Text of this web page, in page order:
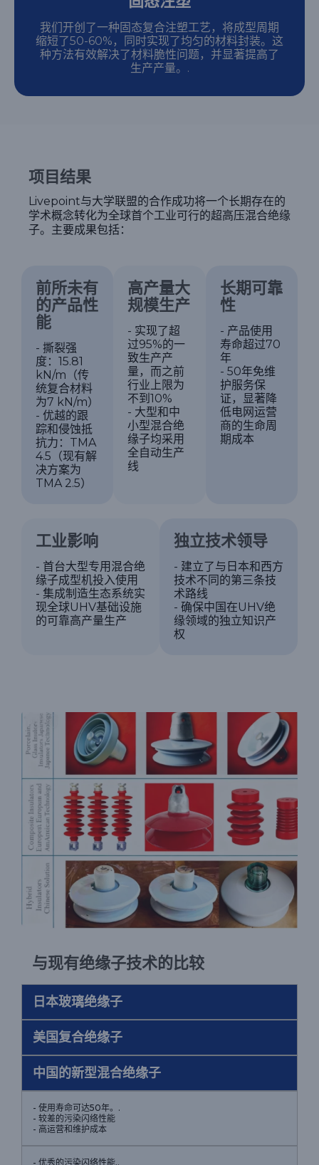
我们开创了一种固态复合注塑工艺，将成型周期
缩短了50-60%，同时实现了均匀的材料封装。这
种方法有效解决了材料脆性问题，并显著提高了
生产产量。.
项目结果
Livepoint与大学联盟的合作成功将一个长期存在的
学术概念转化为全球首个工业可行的超高压混合绝缘
子。主要成果包括：
前所未有
的产品性
能
- 撕裂强
度：15.81
kN/m（传
统复合材料
为7 kN/m）
- 优越的跟
踪和侵蚀抵
抗力：TMA
4.5（现有解
决方案为
TMA 2.5）
高产量大
规模生产
- 实现了超
过95%的一
致生产产
量，而之前
行业上限为
不到10%
- 大型和中
小型混合绝
缘子均采用
全自动生产
线
长期可靠
性
- 产品使用
寿命超过70
年
- 50年免维
护服务保
证，显著降
低电网运营
商的生命周
期成本
工业影响
- 首台大型专用混合绝
缘子成型机投入使用
- 集成制造生态系统实
现全球UHV基础设施
的可靠高产量生产
独立技术领导
- 建立了与日本和西方
技术不同的第三条技
术路线
- 确保中国在UHV绝
缘领域的独立知识产
权
与现有绝缘子技术的比较
日本玻璃绝缘子
美国复合绝缘子
中国的新型混合绝缘子
- 使用寿命可达50年。.
- 较差的污染闪络性能
- 高运营和维护成本
- 优秀的污染闪络性能..